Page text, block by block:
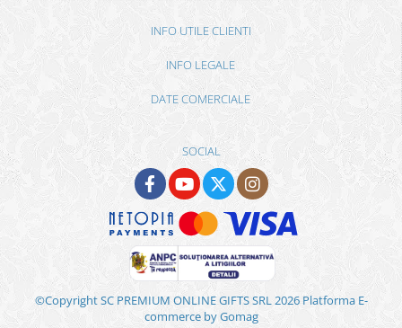
INFO UTILE CLIENTI
INFO LEGALE
DATE COMERCIALE
SOCIAL
©Copyright SC PREMIUM ONLINE GIFTS SRL 2026 Platforma E-
commerce by Gomag